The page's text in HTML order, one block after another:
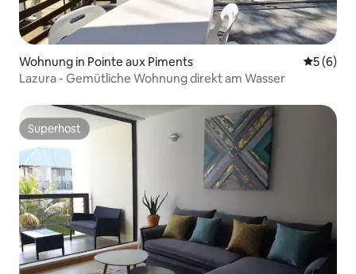
Wohnung in Pointe aux Piments
5 (6)
Lazura - Gemütliche Wohnung direkt am Wasser
Superhost
Superhost